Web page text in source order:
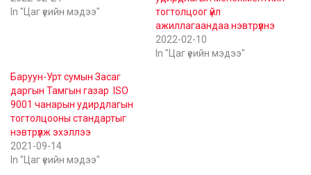
In "Цаг үеийн мэдээ"
тогтолцоог үйл
ажиллагаандаа нэвтрүүлнэ
2022-02-10
In "Цаг үеийн мэдээ"
Баруун-Урт сумын Засаг
даргын Тамгын газар ISO
9001 чанарын удирдлагын
тогтолцооны стандартыг
нэвтрүүлж эхэллээ
2021-09-14
In "Цаг үеийн мэдээ"